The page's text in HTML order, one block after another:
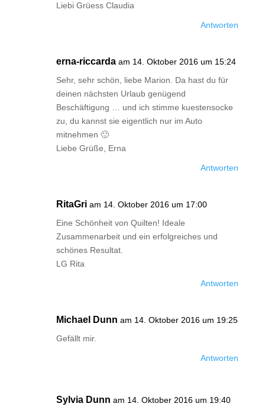
Liebi Grüess Claudia
Antworten
erna-riccarda am 14. Oktober 2016 um 15:24
Sehr, sehr schön, liebe Marion. Da hast du für
deinen nächsten Urlaub genügend
Beschäftigung … und ich stimme kuestensocke
zu, du kannst sie eigentlich nur im Auto
mitnehmen 🙂
Liebe Grüße, Erna
Antworten
RitaGri am 14. Oktober 2016 um 17:00
Eine Schönheit von Quilten! Ideale
Zusammenarbeit und ein erfolgreiches und
schönes Resultat.
LG Rita
Antworten
Michael Dunn am 14. Oktober 2016 um 19:25
Gefällt mir.
Antworten
Sylvia Dunn am 14. Oktober 2016 um 19:40